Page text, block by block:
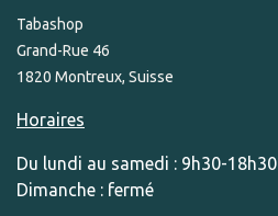
Tabashop
Grand-Rue 46
1820 Montreux, Suisse
Horaires
Du lundi au samedi : 9h30-18h30
Dimanche : fermé